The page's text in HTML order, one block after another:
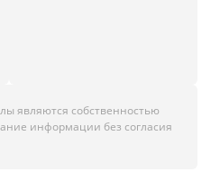
являются собственностью
информации без согласия